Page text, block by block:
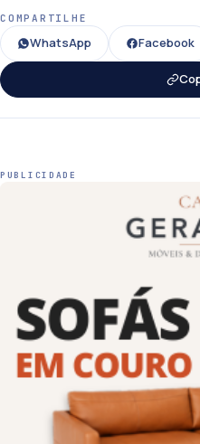
COMPARTILHE
WhatsApp Facebook
PUBLICIDADE